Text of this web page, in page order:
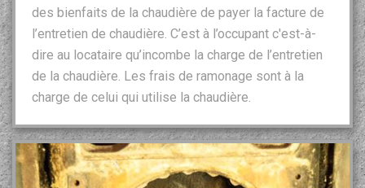
des bienfaits de la chaudière de payer la facture de
l’entretien de chaudière. C’est à l’occupant c'est-à-
dire au locataire qu’incombe la charge de l’entretien
de la chaudière. Les frais de ramonage sont à la
charge de celui qui utilise la chaudière.